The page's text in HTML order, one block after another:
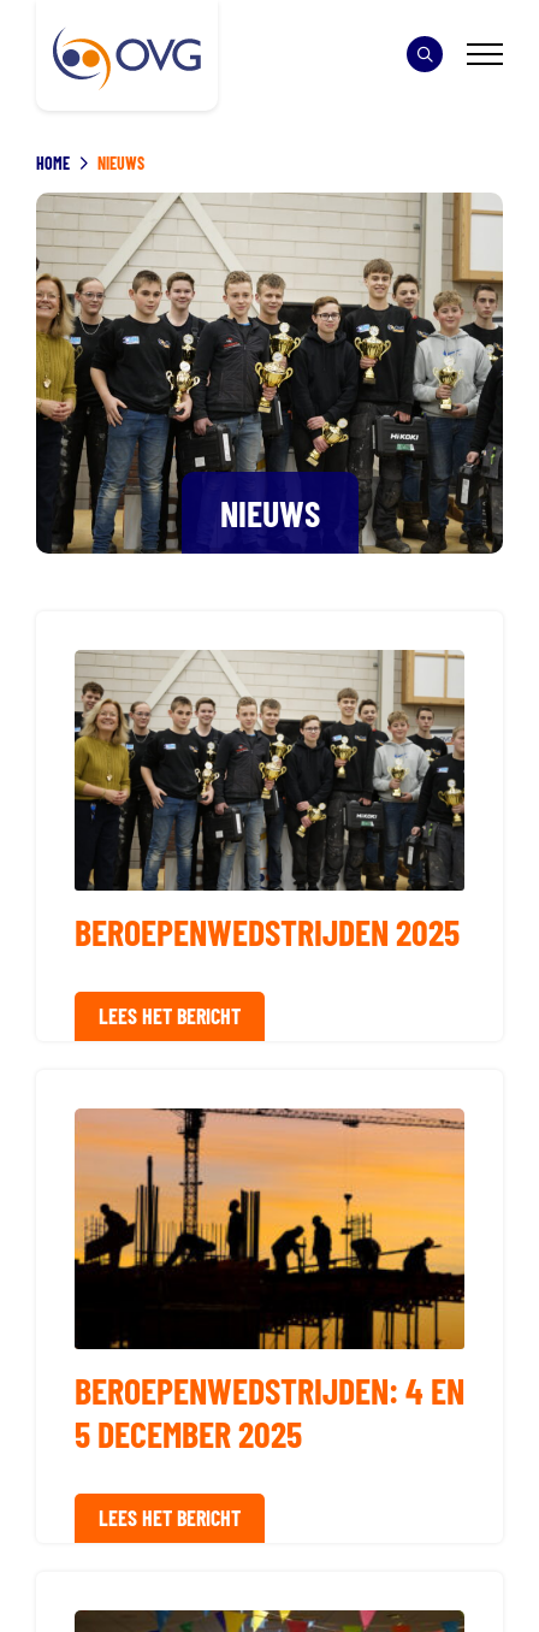
HOME NIEUWS
NIEUWS
BEROEPENWEDSTRIJDEN 2025
LEES HET BERICHT
BEROEPENWEDSTRIJDEN: 4 EN
5 DECEMBER 2025
LEES HET BERICHT